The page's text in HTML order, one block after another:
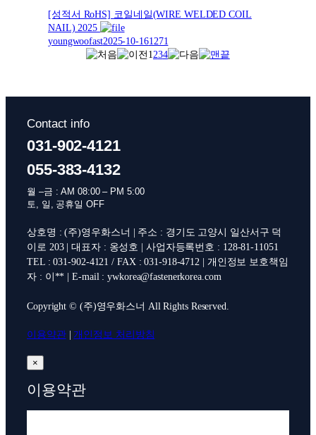
[성적서 RoHS] 코일네일(WIRE WELDED COIL
NAIL) 2025
youngwoofast2025-10-161271
1234
Contact info
031-902-4121
055-383-4132
월 –금 : AM 08:00 – PM 5:00
토, 일, 공휴일 OFF
상호명 : (주)영우화스너 | 주소 : 경기도 고양시 일산서구 덕
이로 203 | 대표자 : 옹성호 | 사업자등록번호 : 128-81-11051
TEL : 031-902-4121 / FAX : 031-918-4712 | 개인정보 보호책임
자 : 이** | E-mail : ywkorea@fastenerkorea.com
Copyright © (주)영우화스너 All Rights Reserved.
이용약관| 개인정보 처리방침
×
이용약관